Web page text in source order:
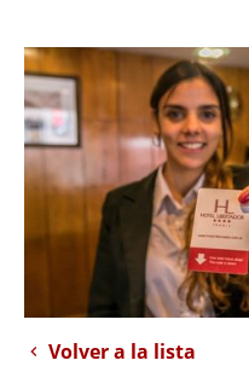
Volver a la lista